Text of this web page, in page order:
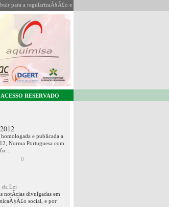
para a regularizaÃ§Ã£o e coordenaÃ§Ã£o da sua actividade.
ACESSO RESERVADO
homologada e publicada a
Norma Portuguesa com
0
da Lei
notÃ­cias divulgadas em
social, e por